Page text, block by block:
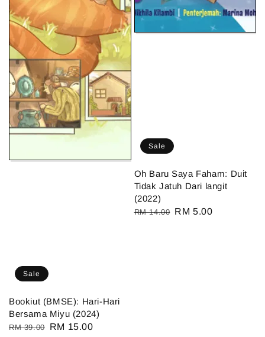
Sale
Bookiut (BMSE): Hari-Hari
Bersama Miyu (2024)
Regular
RM 39.00
Sale
RM 15.00
Sale
Oh Baru Saya Faham: Duit
Tidak Jatuh Dari langit
(2022)
Regular
RM 14.00 Sale
RM 5.00